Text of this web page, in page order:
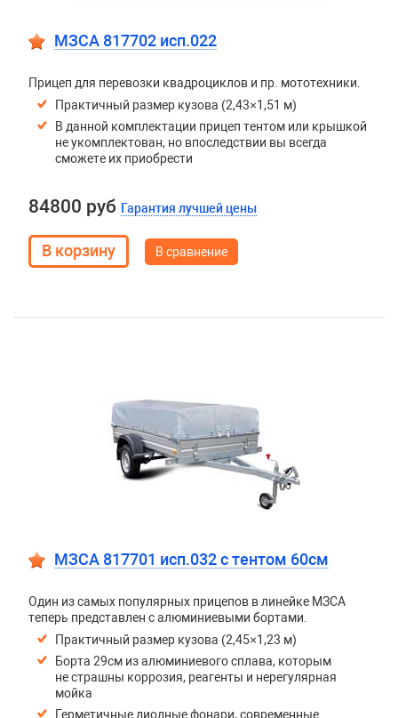
МЗСА 817702 исп.022
Прицеп для перевозки квадроциклов и пр. мототехники.
Практичный размер кузова (2,43×1,51 м)
В данной комплектации прицеп тентом или крышкой
не укомплектован, но впоследствии вы всегда
сможете их приобрести
84800 руб Гарантия лучшей цены
В сравнение
МЗСА 817701 исп.032 с тентом 60см
Один из самых популярных прицепов в линейке МЗСА
теперь представлен с алюминиевыми бортами.
Практичный размер кузова (2,45×1,23 м)
Борта 29см из алюминиевого сплава, которым
не страшны коррозия, реагенты и нерегулярная
мойка
Герметичные диодные фонари, современные